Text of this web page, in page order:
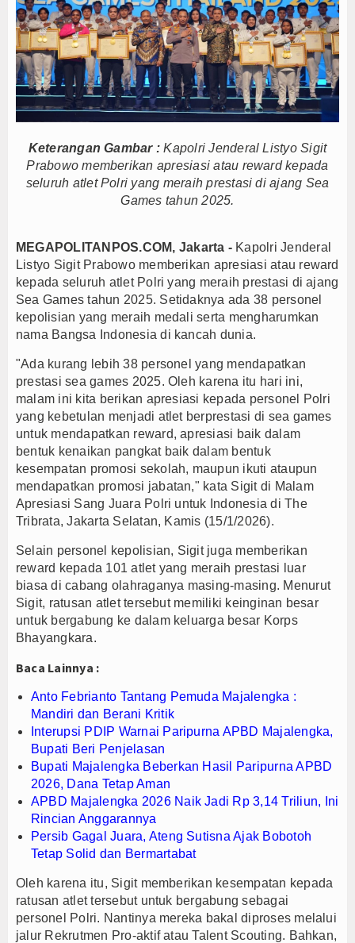
Menteri UMKM Dorong APPI Perkuat Pasar
Bupati Barito Utara Hadiri Rakor Pemerintahan
Kaji Tiru ke Bantul, Pemkab Barito Utara Dalami
Anto Febrianto Tantang Pemuda Majalengka :
Interupsi PDIP Warnai Paripurna APBD
Bukan Sekadar Sponsor, Bank Jakarta Bangun
Yayasan Kreshna dan RS Husada Jakarta Resmi
Bupati Lepas Kontingen Barito Utara Ikuti
Bupati Barito Utara Hadiri Rakor Pemerintahan
Kaji Tiru ke Bantul, Pemkab Barito Utara Dalami
Anto Febrianto Tantang Pemuda Majalengka :
Interupsi PDIP Warnai Paripurna APBD
Sambut HUT RI ke-81, Wali Kota Depok Sebar
Keterangan Gambar : Kapolri Jenderal Listyo Sigit
Prabowo memberikan apresiasi atau reward kepada
seluruh atlet Polri yang meraih prestasi di ajang Sea
Games tahun 2025.
MEGAPOLITANPOS.COM, Jakarta - Kapolri Jenderal
Listyo Sigit Prabowo memberikan apresiasi atau reward
kepada seluruh atlet Polri yang meraih prestasi di ajang
Sea Games tahun 2025. Setidaknya ada 38 personel
kepolisian yang meraih medali serta mengharumkan
nama Bangsa Indonesia di kancah dunia.
"Ada kurang lebih 38 personel yang mendapatkan
prestasi sea games 2025. Oleh karena itu hari ini,
malam ini kita berikan apresiasi kepada personel Polri
yang kebetulan menjadi atlet berprestasi di sea games
untuk mendapatkan reward, apresiasi baik dalam
bentuk kenaikan pangkat baik dalam bentuk
kesempatan promosi sekolah, maupun ikuti ataupun
mendapatkan promosi jabatan," kata Sigit di Malam
Apresiasi Sang Juara Polri untuk Indonesia di The
Tribrata, Jakarta Selatan, Kamis (15/1/2026).
Selain personel kepolisian, Sigit juga memberikan
reward kepada 101 atlet yang meraih prestasi luar
biasa di cabang olahraganya masing-masing. Menurut
Sigit, ratusan atlet tersebut memiliki keinginan besar
untuk bergabung ke dalam keluarga besar Korps
Bhayangkara.
Baca Lainnya :
Anto Febrianto Tantang Pemuda Majalengka :
Mandiri dan Berani Kritik
Interupsi PDIP Warnai Paripurna APBD Majalengka,
Bupati Beri Penjelasan
Bupati Majalengka Beberkan Hasil Paripurna APBD
2026, Dana Tetap Aman
APBD Majalengka 2026 Naik Jadi Rp 3,14 Triliun, Ini
Rincian Anggarannya
Persib Gagal Juara, Ateng Sutisna Ajak Bobotoh
Tetap Solid dan Bermartabat
Oleh karena itu, Sigit memberikan kesempatan kepada
ratusan atlet tersebut untuk bergabung sebagai
personel Polri. Nantinya mereka bakal diproses melalui
jalur Rekrutmen Pro-aktif atau Talent Scouting. Bahkan,